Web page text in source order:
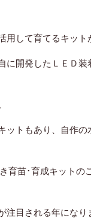
して育てるキット
に開発したＬＥＤ
ットもあり、自作の
苗･育成キットの
目される年になり